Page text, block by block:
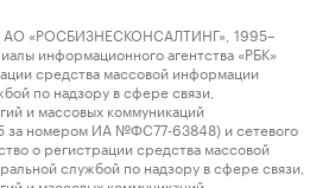
«РОСБИЗНЕСКОНСАЛТИНГ», 1995–
информационного агентства «РБК»
средства массовой информации
по надзору в сфере связи,
и массовых коммуникаций
за номером ИА №ФС77-63848) и сетевого
о регистрации средства массовой
службой по надзору в сфере связи,